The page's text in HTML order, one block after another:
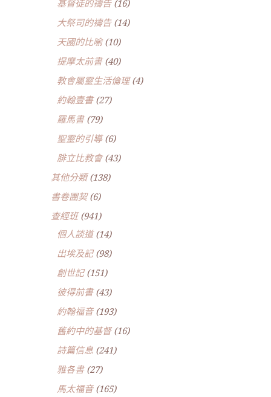
基督徒的禱告(16)
大祭司的禱告(14)
天國的比喻(10)
提摩太前書(40)
教會屬靈生活倫理(4)
約翰壹書(27)
羅馬書(79)
聖靈的引導(6)
腓立比教會(43)
其他分類(138)
書卷團契(6)
查經班(941)
個人談道(14)
出埃及記(98)
創世記(151)
彼得前書(43)
約翰福音(193)
舊約中的基督(16)
詩篇信息 (241)
雅各書(27)
馬太福音(165)